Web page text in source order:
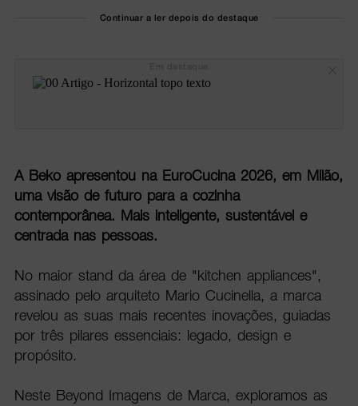
Continuar a ler depois do destaque
A Beko apresentou na EuroCucina 2026, em Milão,
uma visão de futuro para a cozinha
contemporânea. Mais inteligente, sustentável e
centrada nas pessoas.
No maior stand da área de "kitchen appliances",
assinado pelo arquiteto Mario Cucinella, a marca
revelou as suas mais recentes inovações, guiadas
por três pilares essenciais: legado, design e
propósito.
Neste Beyond Imagens de Marca, exploramos as